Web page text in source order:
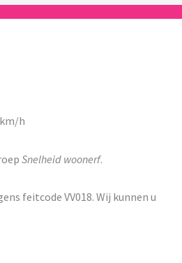
h
Snelheid woonerf.
feitcode VV018. Wij kunnen u